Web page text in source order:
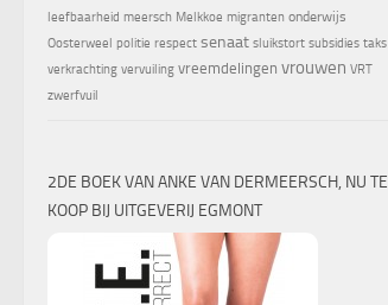
leefbaarheid meersch Melkkoe migranten onderwijs
Oosterweel politie respect senaat sluikstort subsidies taks
verkrachting vervuiling vreemdelingen vrouwen VRT
zwerfvuil
2DE BOEK VAN ANKE VAN DERMEERSCH, NU TE
KOOP BIJ UITGEVERIJ EGMONT